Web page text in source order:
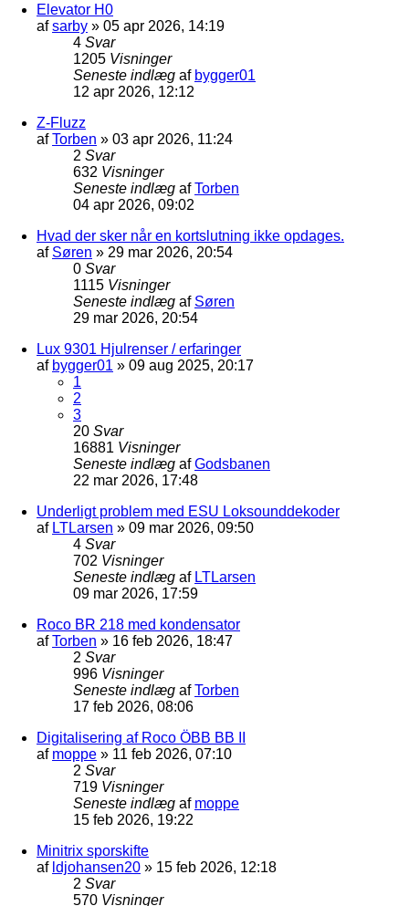
Elevator H0
afsarby » 05 apr 2026, 14:19
4 Svar
1205 Visninger
Seneste indlæg af bygger01
12 apr 2026, 12:12
Z-Fluzz
afTorben » 03 apr 2026, 11:24
2 Svar
632 Visninger
Seneste indlæg afTorben
04 apr 2026, 09:02
Hvad der sker når en kortslutning ikke opdages.
af Søren » 29 mar 2026, 20:54
0 Svar
1115 Visninger
Seneste indlæg af Søren
29 mar 2026, 20:54
Lux 9301 Hjulrenser / erfaringer
af bygger01 » 09 aug 2025, 20:17
1
2
3
20 Svar
16881 Visninger
Seneste indlæg afGodsbanen
22 mar 2026, 17:48
Underligt problem med ESU Loksounddekoder
af LTLarsen » 09 mar 2026, 09:50
4 Svar
702 Visninger
Seneste indlæg af LTLarsen
09 mar 2026, 17:59
Roco BR 218 med kondensator
afTorben » 16 feb 2026, 18:47
2 Svar
996 Visninger
Seneste indlæg afTorben
17 feb 2026, 08:06
Digitalisering af Roco ÖBB BB II
af moppe » 11 feb 2026, 07:10
2 Svar
719 Visninger
Seneste indlæg af moppe
15 feb 2026, 19:22
Minitrix sporskifte
af ldjohansen20 » 15 feb 2026, 12:18
2 Svar
570 Visninger